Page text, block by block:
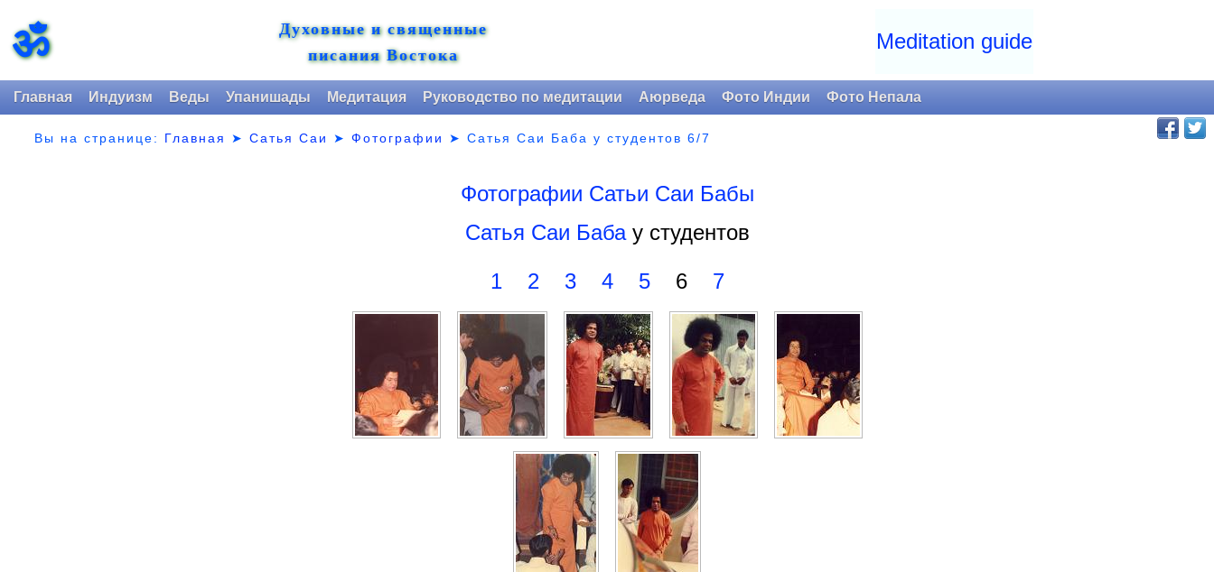
ॐ
Духовные и священные
писания Востока
Meditation guide
Главная Индуизм Веды Упанишады Медитация Руководство по медитации Аюрведа Фото Индии Фото Непала
Вы на странице: Главная ➤Сатья Саи ➤Фотографии ➤Сатья Саи Баба у студентов 6/7
Фотографии Сатьи Саи Бабы
Сатья Саи Бабау студентов
1
2 3 4 56 7